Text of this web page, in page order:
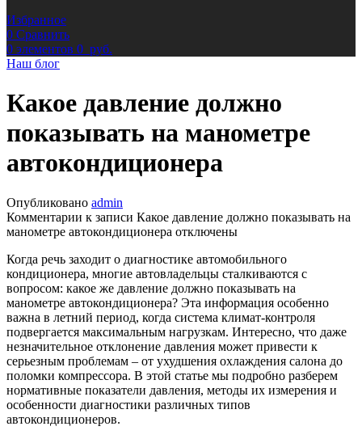
Избранное
0 Сравнить
0 элементов 0 руб.
Наш блог
Какое давление должно
показывать на манометре
автокондиционера
Опубликовано admin
Комментарии к записи Какое давление должно показывать на
манометре автокондиционера отключены
Когда речь заходит о диагностике автомобильного
кондиционера, многие автовладельцы сталкиваются с
вопросом: какое же давление должно показывать на
манометре автокондиционера? Эта информация особенно
важна в летний период, когда система климат-контроля
подвергается максимальным нагрузкам. Интересно, что даже
незначительное отклонение давления может привести к
серьезным проблемам – от ухудшения охлаждения салона до
поломки компрессора. В этой статье мы подробно разберем
нормативные показатели давления, методы их измерения и
особенности диагностики различных типов
автокондиционеров.